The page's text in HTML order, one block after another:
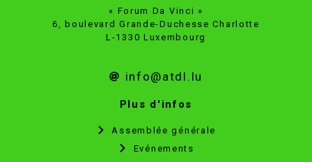
« Forum Da Vinci »
6, boulevard Grande-Duchesse Charlotte
L-1330 Luxembourg
info@atdl.lu
Plus d'infos
Assemblée générale
Evénements